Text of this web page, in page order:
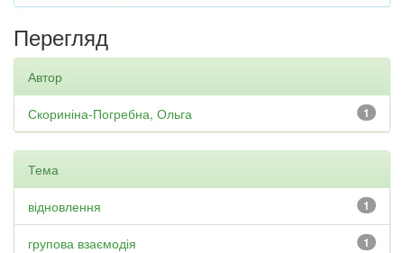
Перегляд
Автор
1
Скориніна-Погребна, Ольга
Тема
1
відновлення
1
групова взаємодія